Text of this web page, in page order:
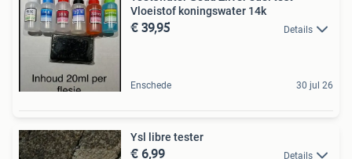
Vloeistof koningswater 14k
€ 39,95 Details
Enschede 30 jul 26
Ysl libre tester
€ 6,99 Details